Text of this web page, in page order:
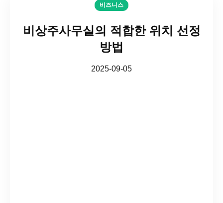
비즈니스
비상주사무실의 적합한 위치 선정
방법
2025-09-05